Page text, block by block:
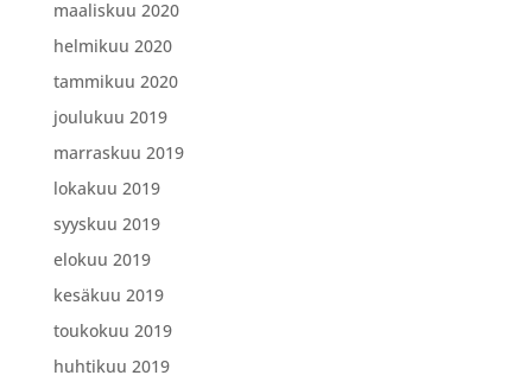
maaliskuu 2020
helmikuu 2020
tammikuu 2020
joulukuu 2019
marraskuu 2019
lokakuu 2019
syyskuu 2019
elokuu 2019
kesäkuu 2019
toukokuu 2019
huhtikuu 2019